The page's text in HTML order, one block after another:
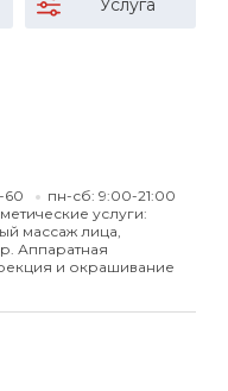
Услуга
60
пн-сб: 9:00-21:00
услуги:
массаж лица,
Аппаратная
и окрашивание